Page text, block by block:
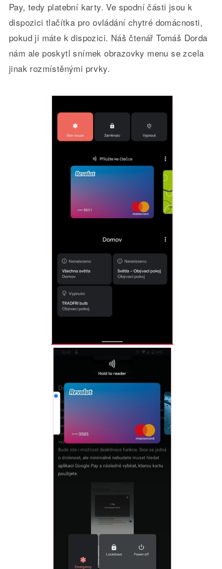
Pay, tedy platební karty. Ve spodní části jsou k
dispozici tlačítka pro ovládání chytré domácnosti,
pokud ji máte k dispozici. Náš čtenář Tomáš Dorda
nám ale poskytl snímek obrazovky menu se zcela
jinak rozmístěnými prvky.